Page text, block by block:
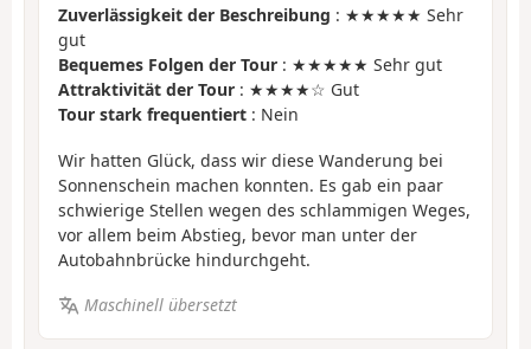
Zuverlässigkeit der Beschreibung : ★★★★★ Sehr
gut
Bequemes Folgen der Tour : ★★★★★ Sehr gut
Attraktivität der Tour : ★★★★☆ Gut
Tour stark frequentiert : Nein
Wir hatten Glück, dass wir diese Wanderung bei
Sonnenschein machen konnten. Es gab ein paar
schwierige Stellen wegen des schlammigen Weges,
vor allem beim Abstieg, bevor man unter der
Autobahnbrücke hindurchgeht.
Maschinell übersetzt